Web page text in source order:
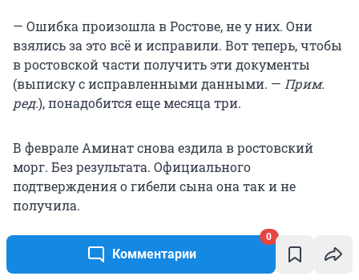
Комментарии
0
— Ошибка произошла в Ростове, не у них. Они
взялись за это всё и исправили. Вот теперь, чтобы
в ростовской части получить эти документы
(выписку с исправленными данными. — Прим.
ред.), понадобится еще месяца три.
В феврале Аминат снова ездила в ростовский
морг. Без результата. Официального
подтверждения о гибели сына она так и не
получила.
Контракт Хамзета истек 14 февраля. В апреле
будет полгода, как он погиб. Аминат говорит: если